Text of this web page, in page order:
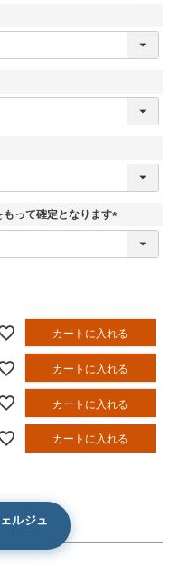
って確定となります
(
カートに入れる
カートに入れる
カートに入れる
カートに入れる
ルジュ